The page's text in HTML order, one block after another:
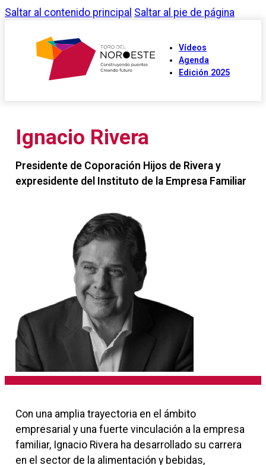
Saltar al contenido principal Saltar al pie de página
Vídeos
Agenda
Edición 2025
Ignacio Rivera
Presidente de Coporación Hijos de Rivera y
expresidente del Instituto de la Empresa Familiar
Con una amplia trayectoria en el ámbito
empresarial y una fuerte vinculación a la empresa
familiar, Ignacio Rivera ha desarrollado su carrera
en el sector de la alimentación y bebidas,